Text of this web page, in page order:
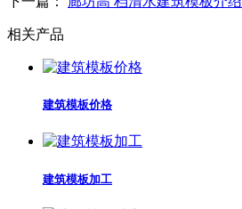
相关产品
建筑模板价格
建筑模板加工